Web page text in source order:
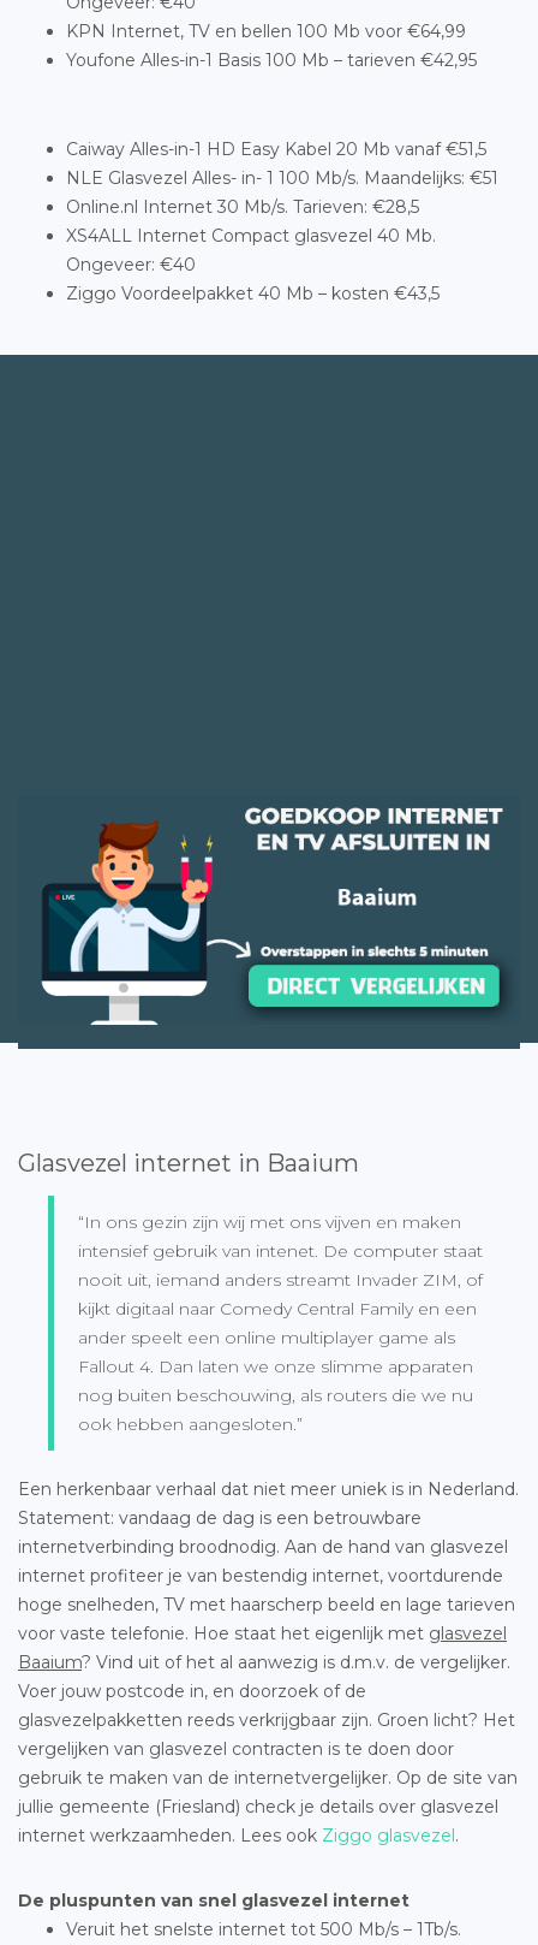
KPN Internet, TV en bellen 100 Mb voor €64,99
Youfone Alles-in-1 Basis 100 Mb – tarieven €42,95
Caiway Alles-in-1 HD Easy Kabel 20 Mb vanaf €51,5
NLE Glasvezel Alles- in- 1 100 Mb/s. Maandelijks: €51
Online.nl Internet 30 Mb/s. Tarieven: €28,5
XS4ALL Internet Compact glasvezel 40 Mb.
Ongeveer: €40
Ziggo Voordeelpakket 40 Mb – kosten €43,5
Glasvezel internet in Baaium
“In ons gezin zijn wij met ons vijven en maken
intensief gebruik van intenet. De computer staat
nooit uit, iemand anders streamt Invader ZIM, of
kijkt digitaal naar Comedy Central Family en een
ander speelt een online multiplayer game als
Fallout 4. Dan laten we onze slimme apparaten
nog buiten beschouwing, als routers die we nu
ook hebben aangesloten.”
Een herkenbaar verhaal dat niet meer uniek is in Nederland.
Statement: vandaag de dag is een betrouwbare
internetverbinding broodnodig. Aan de hand van glasvezel
internet profiteer je van bestendig internet, voortdurende
hoge snelheden, TV met haarscherp beeld en lage tarieven
voor vaste telefonie. Hoe staat het eigenlijk met glasvezel
Baaium? Vind uit of het al aanwezig is d.m.v. de vergelijker.
Voer jouw postcode in, en doorzoek of de
glasvezelpakketten reeds verkrijgbaar zijn. Groen licht? Het
vergelijken van glasvezel contracten is te doen door
gebruik te maken van de internetvergelijker. Op de site van
jullie gemeente (Friesland) check je details over glasvezel
internet werkzaamheden. Lees ook Ziggo glasvezel.
De pluspunten van snel glasvezel internet
Veruit het snelste internet tot 500 Mb/s – 1Tb/s.